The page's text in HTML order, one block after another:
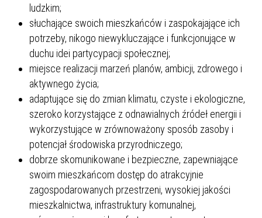
ludzkim;
słuchające swoich mieszkańców i zaspokajające ich
potrzeby, nikogo niewykluczające i funkcjonujące w
duchu idei partycypacji społecznej;
miejsce realizacji marzeń planów, ambicji, zdrowego i
aktywnego życia;
adaptujące się do zmian klimatu, czyste i ekologiczne,
szeroko korzystające z odnawialnych źródeł energii i
wykorzystujące w zrównoważony sposób zasoby i
potencjał środowiska przyrodniczego;
dobrze skomunikowane i bezpieczne, zapewniające
swoim mieszkańcom dostęp do atrakcyjnie
zagospodarowanych przestrzeni, wysokiej jakości
mieszkalnictwa, infrastruktury komunalnej,